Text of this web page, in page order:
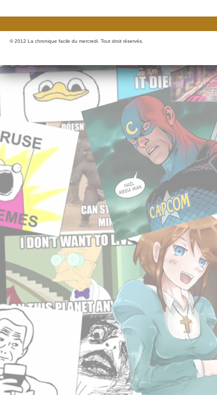
© 2012 La chronique facile du mercredi. Tout droit réservés.